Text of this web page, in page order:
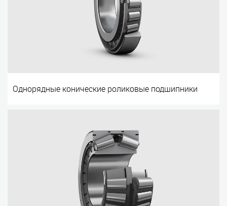
Однорядные конические роликовые подшипники